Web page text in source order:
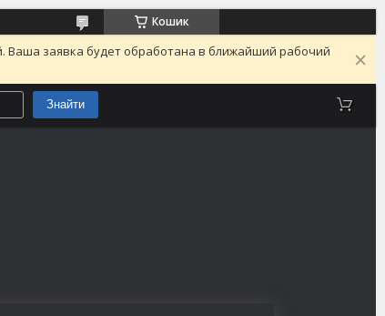
Кошик
Ваша заявка будет обработана в ближайший рабочий
Знайти